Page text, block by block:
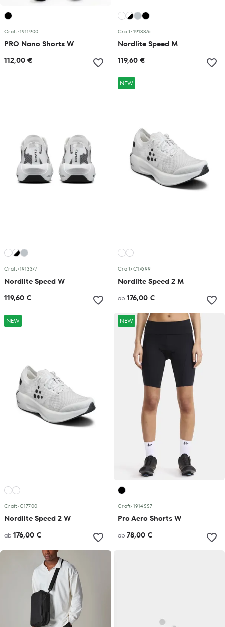
Craft•1911900
PRO Nano Shorts W
112,00 €
Craft•1913376
Nordlite Speed M
119,60 €
Craft•1913377
Nordlite Speed W
119,60 €
NEW
Craft•C17699
Nordlite Speed 2 M
ab 176,00 €
NEW
Craft•C17700
Nordlite Speed 2 W
ab 176,00 €
NEW
Craft•1914557
Pro Aero Shorts W
ab 78,00 €